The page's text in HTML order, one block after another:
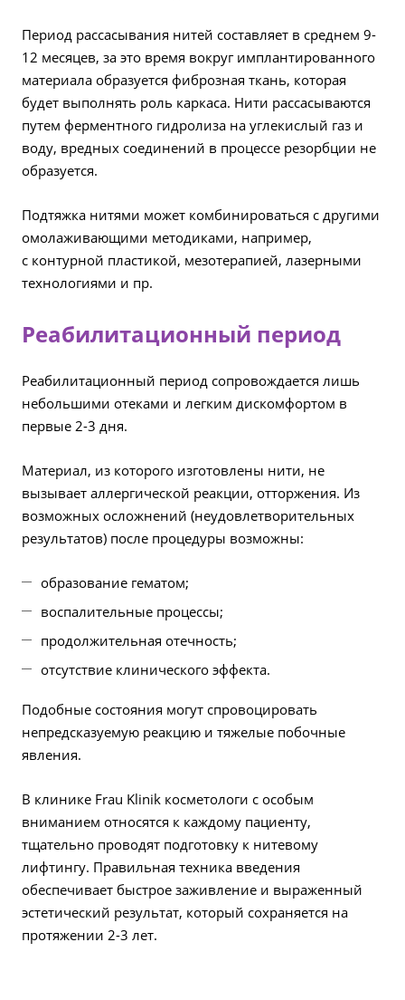
Период рассасывания нитей составляет в среднем 9-
12 месяцев, за это время вокруг имплантированного
материала образуется фиброзная ткань, которая
будет выполнять роль каркаса. Нити рассасываются
путем ферментного гидролиза на углекислый газ и
воду, вредных соединений в процессе резорбции не
образуется.
Подтяжка нитями может комбинироваться с другими
омолаживающими методиками, например,
с контурной пластикой, мезотерапией, лазерными
технологиями и пр.
Реабилитационный период
Реабилитационный период сопровождается лишь
небольшими отеками и легким дискомфортом в
первые 2-3 дня.
Материал, из которого изготовлены нити, не
вызывает аллергической реакции, отторжения. Из
возможных осложнений (неудовлетворительных
результатов) после процедуры возможны:
образование гематом;
воспалительные процессы;
продолжительная отечность;
отсутствие клинического эффекта.
Подобные состояния могут спровоцировать
непредсказуемую реакцию и тяжелые побочные
явления.
В клинике Frau Klinik косметологи с особым
вниманием относятся к каждому пациенту,
тщательно проводят подготовку к нитевому
лифтингу. Правильная техника введения
обеспечивает быстрое заживление и выраженный
эстетический результат, который сохраняется на
протяжении 2-3 лет.